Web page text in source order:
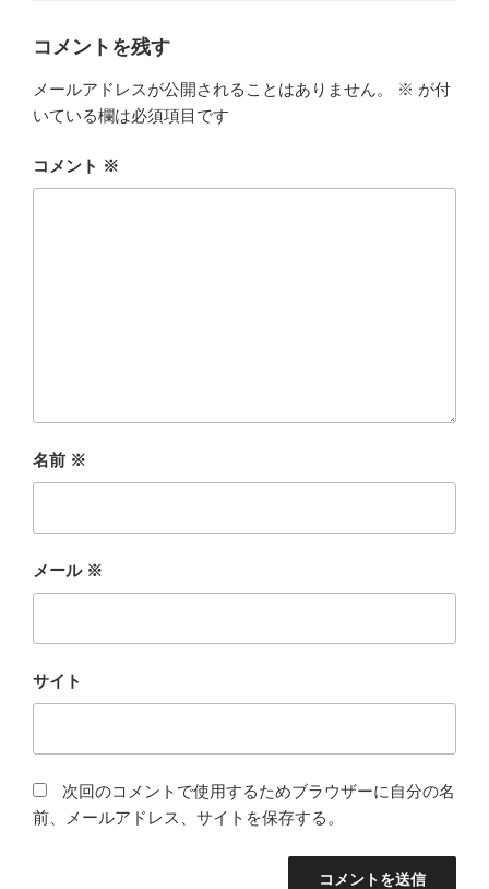
コメントを残す
メールアドレスが公開されることはありません。 ※ が付
いている欄は必須項目です
コメント ※
名前 ※
メール ※
サイト
次回のコメントで使用するためブラウザーに自分の名
前、メールアドレス、サイトを保存する。